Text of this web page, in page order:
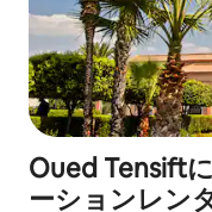
Oued Tensift
ーションレン